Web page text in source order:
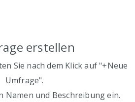
erstellen
Sie nach dem Klick auf "+Neue
Umfrage".
Namen und Beschreibung ein.